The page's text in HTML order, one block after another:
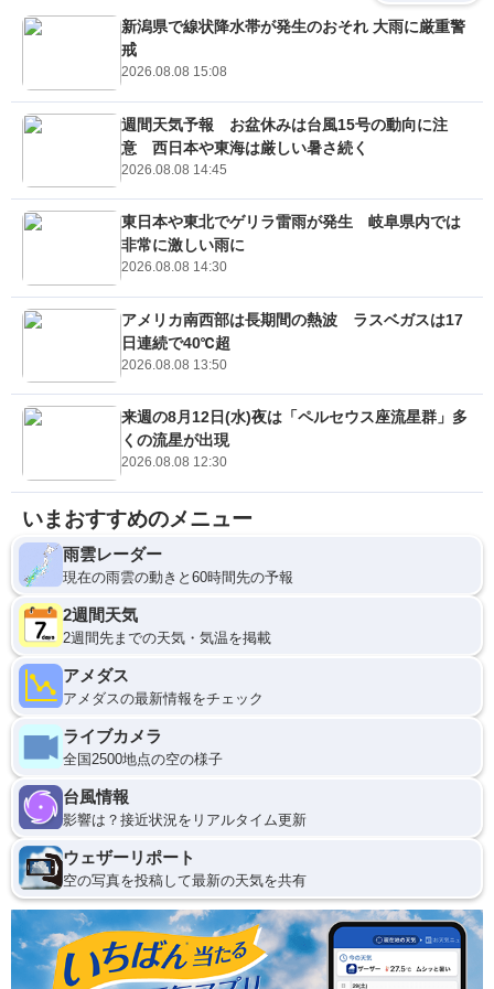
新潟県で線状降水帯が発生のおそれ 大雨に厳重警
戒
2026.08.08 15:08
週間天気予報 お盆休みは台風15号の動向に注
意 西日本や東海は厳しい暑さ続く
2026.08.08 14:45
東日本や東北でゲリラ雷雨が発生 岐阜県内では
非常に激しい雨に
2026.08.08 14:30
アメリカ南西部は長期間の熱波 ラスベガスは17
日連続で40℃超
2026.08.08 13:50
来週の8月12日(水)夜は「ペルセウス座流星群」多
くの流星が出現
2026.08.08 12:30
いまおすすめのメニュー
雨雲レーダー
現在の雨雲の動きと60時間先の予報
2週間天気
2週間先までの天気・気温を掲載
アメダス
アメダスの最新情報をチェック
ライブカメラ
全国2500地点の空の様子
台風情報
影響は？接近状況をリアルタイム更新
ウェザーリポート
空の写真を投稿して最新の天気を共有